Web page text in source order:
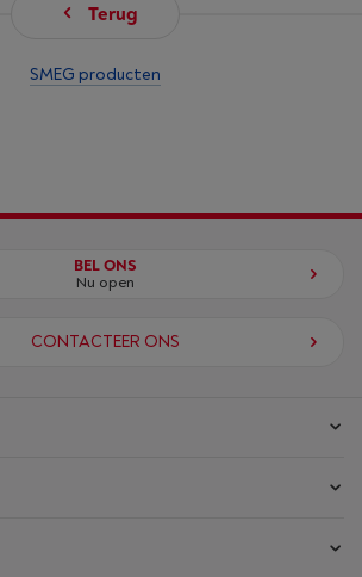
Terug
SMEG producten
BEL ONS
Nu open
CONTACTEER ONS